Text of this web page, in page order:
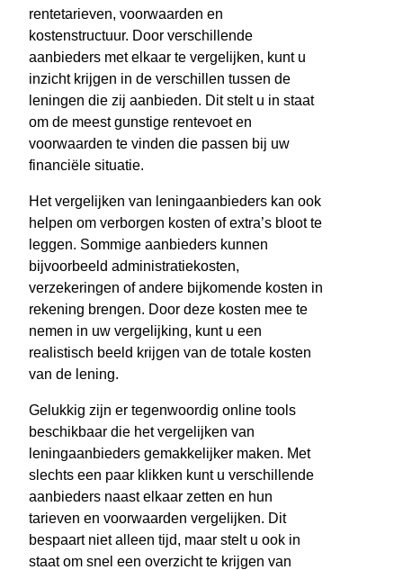
rentetarieven, voorwaarden en
kostenstructuur. Door verschillende
aanbieders met elkaar te vergelijken, kunt u
inzicht krijgen in de verschillen tussen de
leningen die zij aanbieden. Dit stelt u in staat
om de meest gunstige rentevoet en
voorwaarden te vinden die passen bij uw
financiële situatie.
Het vergelijken van leningaanbieders kan ook
helpen om verborgen kosten of extra’s bloot te
leggen. Sommige aanbieders kunnen
bijvoorbeeld administratiekosten,
verzekeringen of andere bijkomende kosten in
rekening brengen. Door deze kosten mee te
nemen in uw vergelijking, kunt u een
realistisch beeld krijgen van de totale kosten
van de lening.
Gelukkig zijn er tegenwoordig online tools
beschikbaar die het vergelijken van
leningaanbieders gemakkelijker maken. Met
slechts een paar klikken kunt u verschillende
aanbieders naast elkaar zetten en hun
tarieven en voorwaarden vergelijken. Dit
bespaart niet alleen tijd, maar stelt u ook in
staat om snel een overzicht te krijgen van